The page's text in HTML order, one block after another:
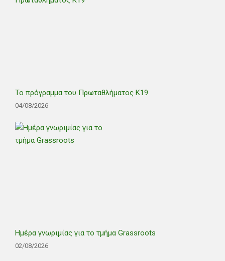
Το πρόγραμμα του Πρωταθλήματος Κ19
04/08/2026
Ημέρα γνωριμίας για το τμήμα Grassroots
02/08/2026